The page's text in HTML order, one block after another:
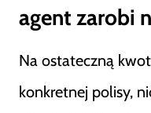
agent zarobi
Na ostateczną
konkretnej polisy,